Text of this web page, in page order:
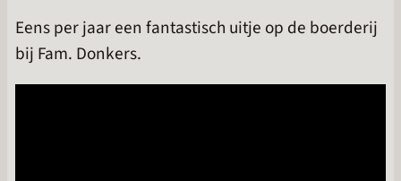
Eens per jaar een fantastisch uitje op de boerderij
bij Fam. Donkers.